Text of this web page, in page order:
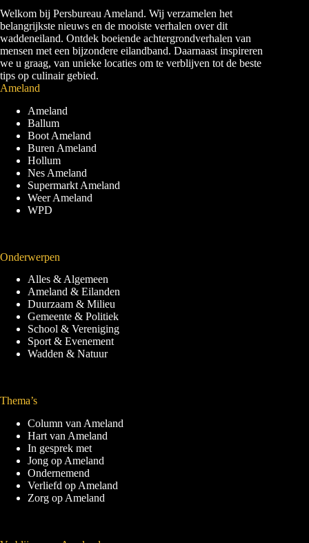
Welkom bij Persbureau Ameland. Wij verzamelen het
belangrijkste nieuws en de mooiste verhalen over dit
waddeneiland. Ontdek boeiende achtergrondverhalen van
mensen met een bijzondere eilandband. Daarnaast inspireren
we u graag, van unieke locaties om te verblijven tot de beste
tips op culinair gebied.
Ameland
Ameland
Ballum
Boot Ameland
Buren Ameland
Hollum
Nes Ameland
Supermarkt Ameland
Weer Ameland
WPD
Onderwerpen
Alles & Algemeen
Ameland & Eilanden
Duurzaam & Milieu
Gemeente & Politiek
School & Vereniging
Sport & Evenement
Wadden & Natuur
Thema’s
Column van Ameland
Hart van Ameland
In gesprek met
Jong op Ameland
Ondernemend
Verliefd op Ameland
Zorg op Ameland